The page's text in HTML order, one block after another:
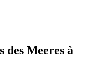
des Meeres à